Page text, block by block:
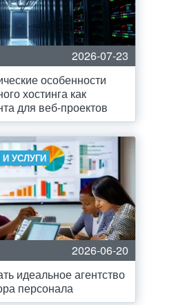
2026-07-23
особенности
хостинга как
для веб-проектов
УСЛУГИ
2026-06-20
идеальное агентство
персонала